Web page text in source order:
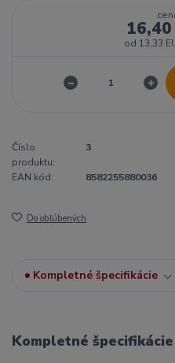
16,40
od 13,33
Číslo
produktu:
3
EAN kód: 8582255880036
Do obľúbených
Kompletné špecifikácie
Kompletné špecifikácie